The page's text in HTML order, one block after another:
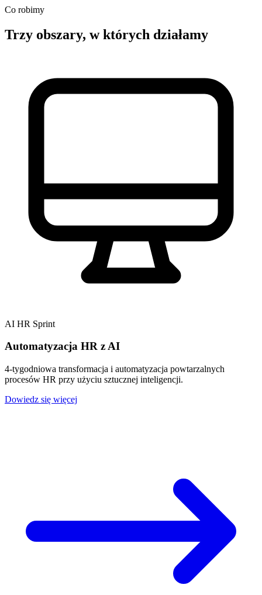
Co robimy
Trzy obszary, w których działamy
AI HR Sprint
Automatyzacja HR z AI
4-tygodniowa transformacja i automatyzacja powtarzalnych
procesów HR przy użyciu sztucznej inteligencji.
Dowiedz się więcej